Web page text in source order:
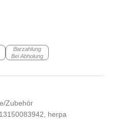
Barzahlung
Bei Abholung
Zubehör
, herpa